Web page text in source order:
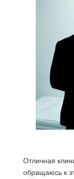
Отличная
обращаюсь к